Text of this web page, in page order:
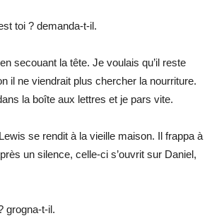
toi ? demanda-t-il.
secouant la tête. Je voulais qu’il reste
il ne viendrait plus chercher la nourriture.
la boîte aux lettres et je pars vite.
se rendit à la vieille maison. Il frappa à
un silence, celle-ci s’ouvrit sur Daniel,
grogna-t-il.